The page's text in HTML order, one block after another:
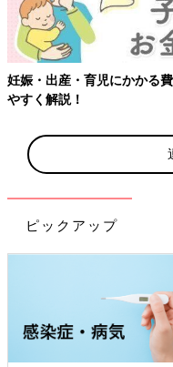
わかり 【ワクチン接種
ピックアップ